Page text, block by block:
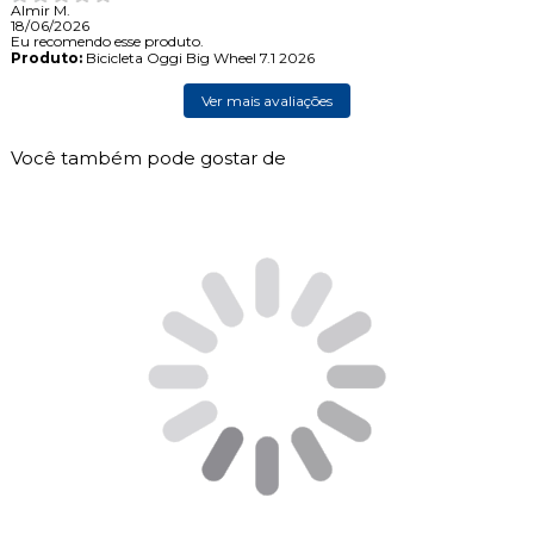
Almir M.
18/06/2026
Eu recomendo esse produto.
Produto:Bicicleta Oggi Big Wheel 7.1 2026
Ver mais avaliações
Você também pode gostar de